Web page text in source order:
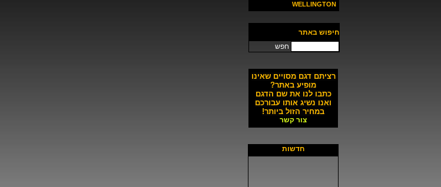
WELLINGTON
חיפוש באתר
חפש
רציתם דגם מסויים שאינו
מופיע באתר?
כתבו לנו את שם הדגם
ואנו נשיג אותו עבורכם
במחיר הזול ביותר!
צור קשר
חדשות